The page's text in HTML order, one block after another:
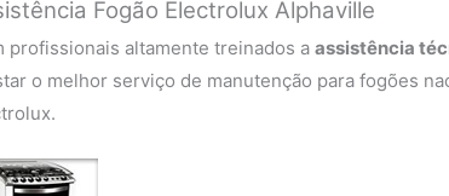
Fogão Electrolux Alphaville
profissionais altamente treinados aassistência
o melhor serviço de manutenção para fogões